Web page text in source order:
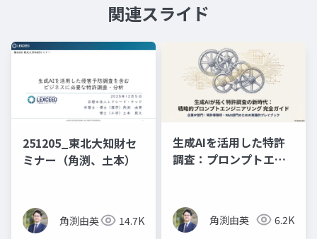
関連スライド
251205_東北大知財セ
ミナー（角渕、土本）
角渕由英 14.7K
生成AIを活用した特許
調査：プロンプトエン
角渕由英 6.2K